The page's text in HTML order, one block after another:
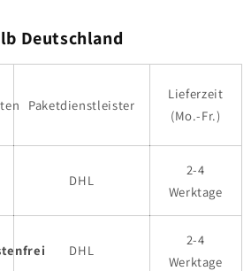
Deutschland
Paketdienstleister
Lieferzeit
(Mo.-Fr.)
DHL
2-4
Werktage
DHL
2-4
Werktage